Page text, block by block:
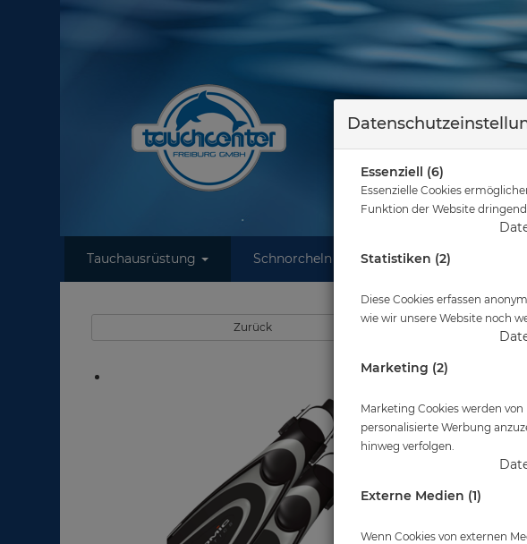
Tauchausrüstung Schnorcheln Wassersport
Sie sind hier
Zurück
Blade Fins
Artikelnr.: ato-
Essenziell (6)
Essenzielle Cookies
Funktion der Website
Statistiken (2)
Diese Cookies erfassen
wie wir unsere Website noch
Marketing (2)
Marketing Cookies werden
personalisierte Werbung
hinweg verfolgen.
Externe Medien (1)
Wenn Cookies von externen